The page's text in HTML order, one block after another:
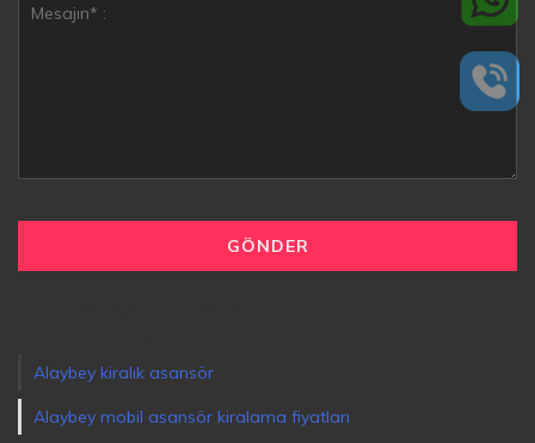
Alaybey kiralık asansör
Alaybey mobil asansör kiralama fiyatları